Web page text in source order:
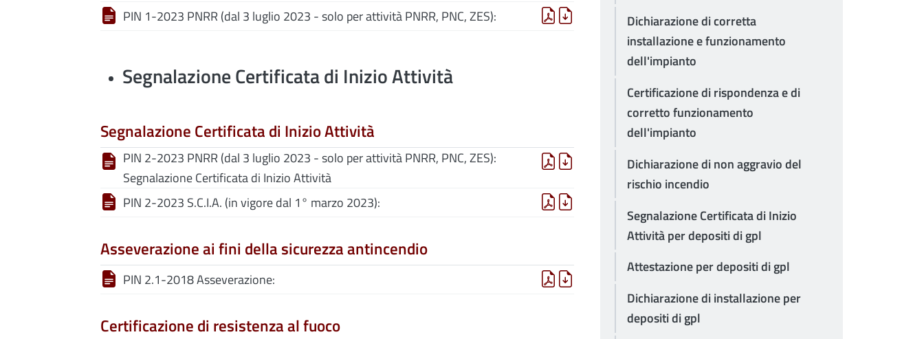
PIN 1-2023 PNRR (dal 3 luglio 2023 - solo per attività PNRR, PNC, ZES):
Segnalazione Certificata di Inizio Attività
Segnalazione Certificata di Inizio Attività
PIN 2-2023 PNRR (dal 3 luglio 2023 - solo per attività PNRR, PNC, ZES):
Segnalazione Certificata di Inizio Attività
PIN 2-2023 S.C.I.A. (in vigore dal 1° marzo 2023):
Asseverazione ai fini della sicurezza antincendio
PIN 2.1-2018 Asseverazione:
Certificazione di resistenza al fuoco
Dichiarazione di corretta
installazione e funzionamento
dell'impianto
Certificazione di rispondenza e di
corretto funzionamento
dell'impianto
Dichiarazione di non aggravio del
rischio incendio
Segnalazione Certificata di Inizio
Attività per depositi di gpl
Attestazione per depositi di gpl
Dichiarazione di installazione per
depositi di gpl